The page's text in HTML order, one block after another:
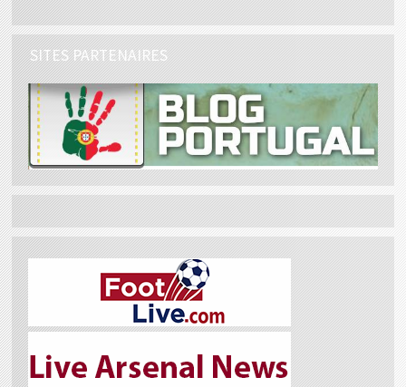
SITES PARTENAIRES